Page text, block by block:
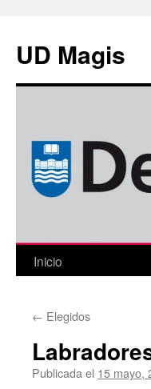
contenido
UD Magis
Inicio
← Elegidos
Publicada el 15 mayo,